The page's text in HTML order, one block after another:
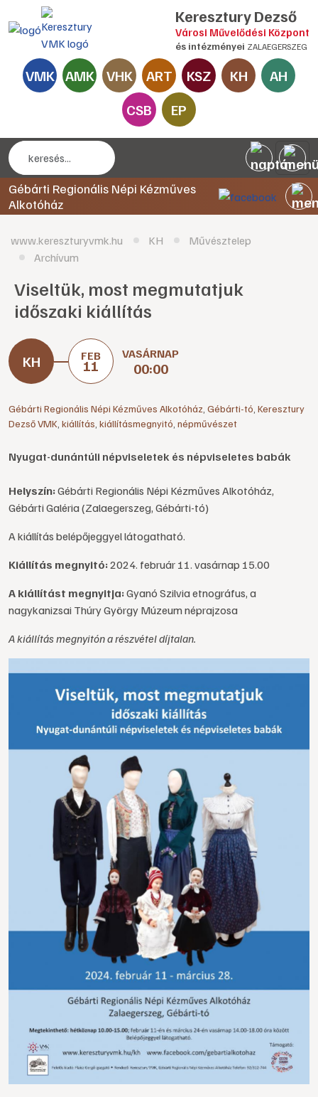
Keresztury Dezső
Városi Művelődési Központ
és intézményei ZALAEGERSZEG
VMK AMK VHK ART KSZ KH
AH
CSB
EP
Gébárti Regionális Népi Kézműves
Alkotóház
www.kereszturyvmk.hu KH
Művésztelep
Archívum
Viseltük, most megmutatjuk
időszaki kiállítás
FEB
11
VASÁRNAP
00:00
Gébárti Regionális Népi Kézműves Alkotóház Gébárti-tó Keresztury
Dezső VMK kiállítás kiállításmegnyitó népművészet
Nyugat-dunántúli népviseletek és népviseletes babák
Helyszín:Gébárti Regionális Népi Kézműves Alkotóház,
Gébárti Galéria (Zalaegerszeg, Gébárti-tó)
A kiállítás belépőjeggyel látogatható.
Kiállítás megnyitó:2024. február 11. vasárnap 15.00
A kiállítást megnyitja:Gyanó Szilvia etnográfus, a
nagykanizsai Thúry György Múzeum néprajzosa
A kiállítás megnyitón a részvétel díjtalan.